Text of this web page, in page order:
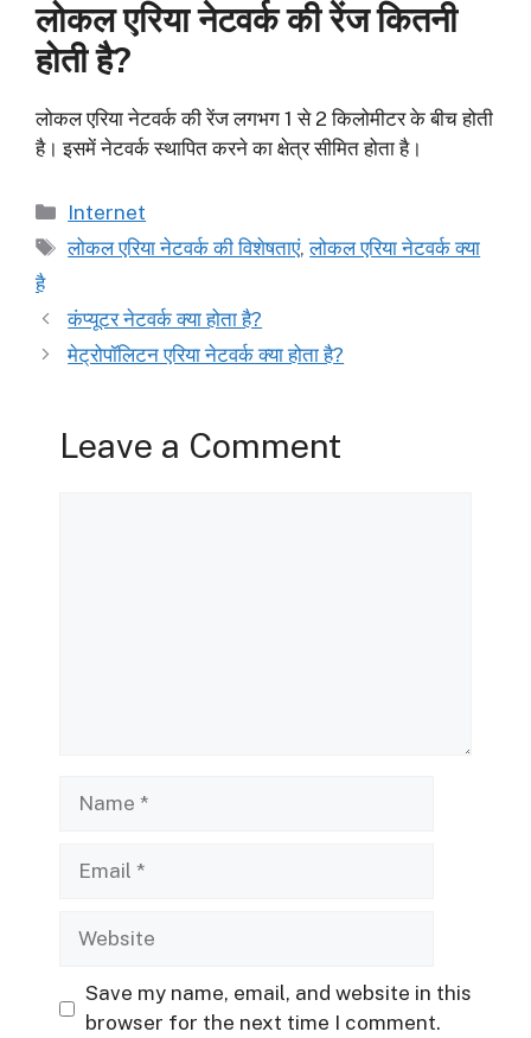
लोकल एरिया नेटवर्क की रेंज कितनी
होती है?
लोकल एरिया नेटवर्क की रेंज लगभग 1 से 2 किलोमीटर के बीच होती
है। इसमें नेटवर्क स्थापित करने का क्षेत्र सीमित होता है।
Categories
Internet
Tags
लोकल एरिया नेटवर्क की विशेषताएं,लोकल एरिया नेटवर्क क्या
है
कंप्यूटर नेटवर्क क्या होता है?
मेट्रोपॉलिटन एरिया नेटवर्क क्या होता है?
Leave a Comment
Website
Save my name, email, and website in this
browser for the next time I comment.